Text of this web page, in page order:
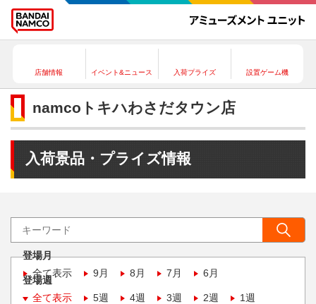
店舗情報 イベント&ニュース 入荷プライズ 設置ゲーム機
namcoトキハわさだタウン店
入荷景品・プライズ情報
登場月
全て表示
9月 8月 7月 6月
登場週
全て表示
5週 4週 3週 2週 1週